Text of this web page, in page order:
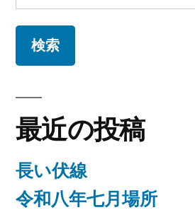
シ
ョ
索:
最近の投稿
長い伏線
令和八年七月場所